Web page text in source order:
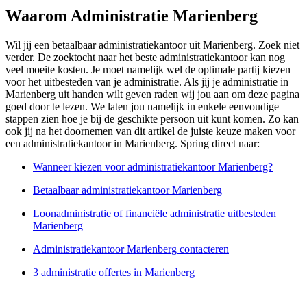
Waarom Administratie Marienberg
Wil jij een betaalbaar administratiekantoor uit Marienberg. Zoek niet
verder. De zoektocht naar het beste administratiekantoor kan nog
veel moeite kosten. Je moet namelijk wel de optimale partij kiezen
voor het uitbesteden van je administratie. Als jij je administratie in
Marienberg uit handen wilt geven raden wij jou aan om deze pagina
goed door te lezen. We laten jou namelijk in enkele eenvoudige
stappen zien hoe je bij de geschikte persoon uit kunt komen. Zo kan
ook jij na het doornemen van dit artikel de juiste keuze maken voor
een administratiekantoor in Marienberg. Spring direct naar:
Wanneer kiezen voor administratiekantoor Marienberg?
Betaalbaar administratiekantoor Marienberg
Loonadministratie of financiële administratie uitbesteden
Marienberg
Administratiekantoor Marienberg contacteren
3 administratie offertes in Marienberg